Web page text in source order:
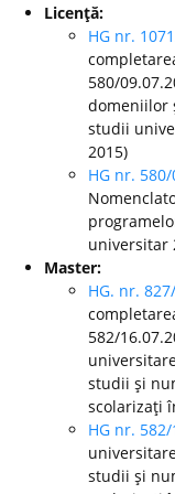
Licenţă:
HG nr.
580/
domeniilor
studii
2015)
HG nr.
universitar
Master:
HG. nr.
582/
studii şi
scolarizaţi
HG nr.
studii şi